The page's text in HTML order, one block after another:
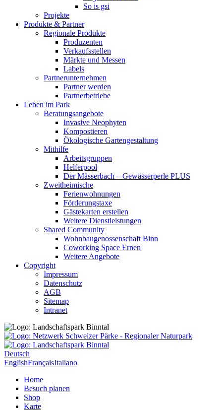
So is gsi
Projekte
Produkte & Partner
Regionale Produkte
Produzenten
Verkaufsstellen
Märkte und Messen
Labels
Partnerunternehmen
Partner werden
Partnerbetriebe
Leben im Park
Beratungsangebote
Invasive Neophyten
Kompostieren
Ökologische Gartengestaltung
Mithilfe
Arbeitsgruppen
Helferpool
Der Mässerbach – Gewässerperle PLUS
Zweitheimische
Ferienwohnungen
Förderungstaxe
Gästekarten erstellen
Weitere Dienstleistungen
Shared Community
Wohnbaugenossenschaft Binn
Coworking Space Ernen
Weitere Angebote
Copyright
Impressum
Datenschutz
AGB
Sitemap
Intranet
Deutsch
EnglishFrançaisItaliano
Home
Besuch planen
Shop
Karte